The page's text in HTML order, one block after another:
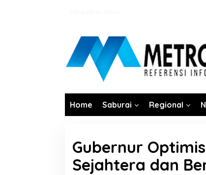
Home Saburai Regional
Gubernur
Sejahtera dan